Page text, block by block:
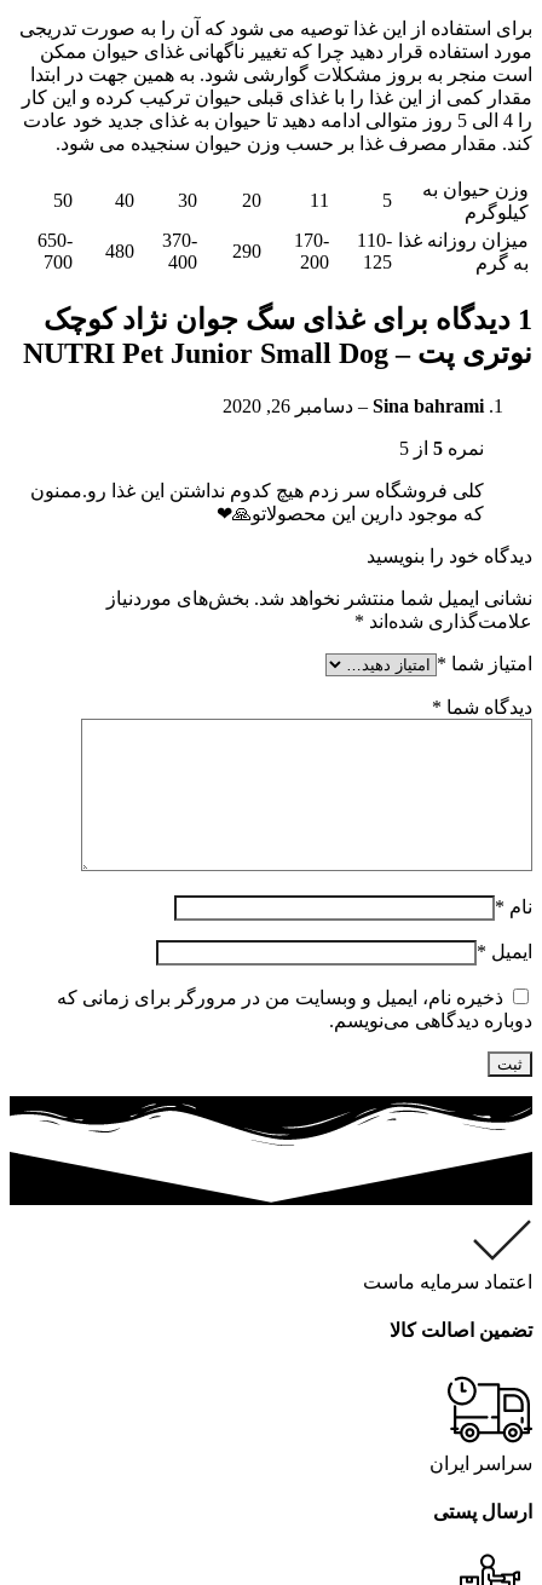
برای استفاده از این غذا توصیه می شود که آن را به صورت تدریجی
مورد استفاده قرار دهید چرا که تغییر ناگهانی غذای حیوان ممکن
است منجر به بروز مشکلات گوارشی شود. به همین جهت در ابتدا
مقدار کمی از این غذا را با غذای قبلی حیوان ترکیب کرده و این کار
را 4 الی 5 روز متوالی ادامه دهید تا حیوان به غذای جدید خود عادت
کند. مقدار مصرف غذا بر حسب وزن حیوان سنجیده می شود.
وزن حیوان به
کیلوگرم
5
11
20
30
40
50
میزان روزانه غذا
به گرم
110-
125
170-
200
290
370-
400
480
650-
700
1 دیدگاه برای
غذای سگ جوان نژاد کوچک
نوتری پت – NUTRI Pet Junior Small Dog
Sina bahrami
– دسامبر 26, 2020
نمره 5 از 5
کلی فروشگاه سر زدم هیچ کدوم نداشتن این غذا رو.ممنون
که موجود دارین این محصولاتو🙏❤
دیدگاه خود را بنویسید
نشانی ایمیل شما منتشر نخواهد شد. بخش‌های موردنیاز
علامت‌گذاری شده‌اند *
امتیاز شما *
دیدگاه شما *
نام *
ایمیل *
ذخیره نام، ایمیل و وبسایت من در مرورگر برای زمانی که
دوباره دیدگاهی می‌نویسم.
اعتماد سرمایه ماست
تضمین اصالت کالا
سراسر ایران
ارسال پستی